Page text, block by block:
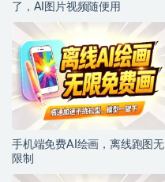
了，AI图片视频随便用
手机端免费AI绘画，离线跑图无
限制